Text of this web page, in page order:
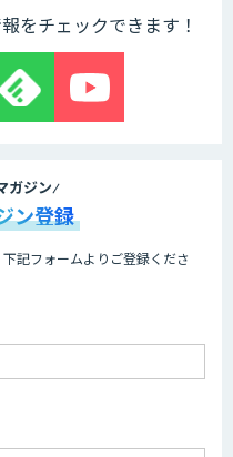
をチェックできます！
ガジン
ン登録
記フォームよりご登録くださ